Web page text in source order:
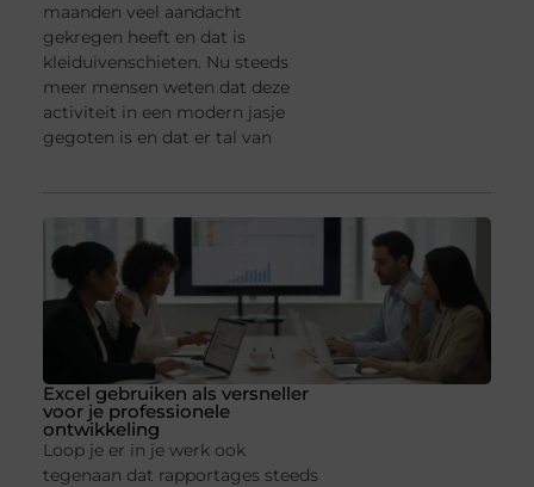
maanden veel aandacht
gekregen heeft en dat is
kleiduivenschieten. Nu steeds
meer mensen weten dat deze
activiteit in een modern jasje
gegoten is en dat er tal van
Excel gebruiken als versneller
voor je professionele
ontwikkeling
Loop je er in je werk ook
tegenaan dat rapportages steeds